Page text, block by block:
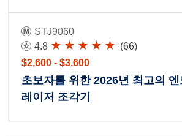
STJ9060
4.8
(66)
$2,600 - $3,600
초보자를 위한 2026년 최고의
레이저 조각기